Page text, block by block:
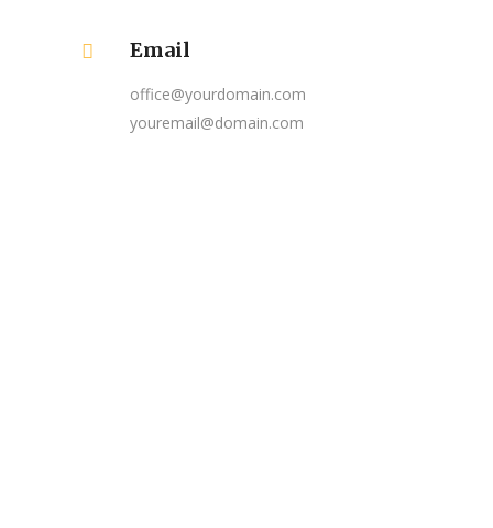
Email
office@yourdomain.com
youremail@domain.com